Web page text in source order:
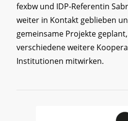
fexbw und IDP-Referentin
weiter in Kontakt geblieben
gemeinsame Projekte
verschiedene weitere
Institutionen mitwirken.